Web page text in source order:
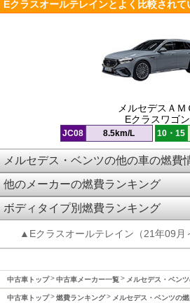
Eクラスオールテレインとよく比較されて
メルセデスＡＭ
Eクラスワゴン
JC08 8.5km/L 10・15
メルセデス・ベンツの他の車の燃費
他のメーカーの燃費ランキング
ボディタイプ別燃費ランキング
▲Eクラスオールテレイン（21年09月
中古車トップ 中古車メーカー一覧 メルセデス・ベン
中古車トップ 燃費ランキング メルセデス・ベンツの